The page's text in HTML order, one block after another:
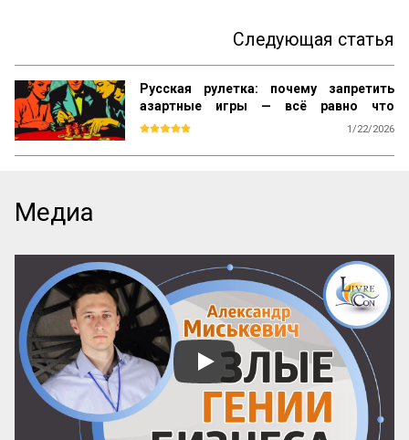
Следующая статья
Русская рулетка: почему запретить
азартные игры — всё равно что
запретить понедельники
1/22/2026
регионов, а масштабы нелегального —
тайна за семью печатями. Руководитель
исследовательского проекта АПОРОН
Сергей Резников моделирует дискуссию
экспертов, чтобы разобрать по полочкам,
почему не работают привычные подходы
и где искать новые, сложные и
непопулярные, ответы.
Эта статья была написана в рамках курса
главного ре...
Медиа